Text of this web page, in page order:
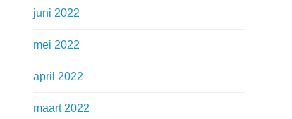
juni 2022
mei 2022
april 2022
maart 2022